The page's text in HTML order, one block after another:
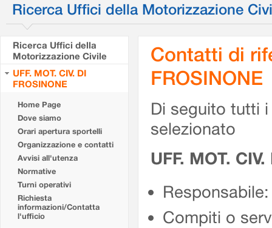
Ricerca Uffici della Motorizzazione
Ricerca Uffici della
Motorizzazione Civile
UFF. MOT. CIV. DI
FROSINONE
Home Page
Dove siamo
Orari apertura sportelli
Organizzazione e contatti
Avvisi all'utenza
Normative
Turni operativi
Richiesta
informazioni/Contatta
l'ufficio
Contatti di
FROSINONE
Di seguito tutti
selezionato
UFF. MOT.
Compiti o